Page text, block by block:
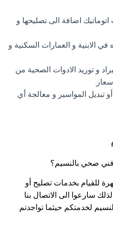
اضافة الى تصليحها و
الابنية و العمارات السكنية و
و توريد الادوات الصحية من
تبديل المواسير و معالجة أي
صحي بالنسيم؟
للقيام بخدمات تصليح أو
سارعوا الى الاتصال بنا
لخدمتكم حيثما تواجدتم.